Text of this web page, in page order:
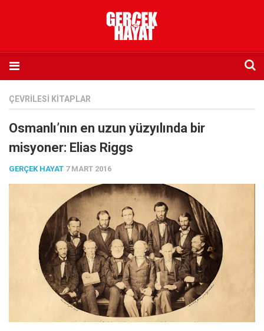
Künye
İletişim
Abone olmak istiyorum
Satış noktası listesi
Eksik sayıların temini
Sosyal Medya
Twitter
Facebook
Instagram
YouTube
ÇEVRILESI KITAPLAR
Osmanlı’nın en uzun yüzyılında bir
misyoner: Elias Riggs
GERÇEK HAYAT 7 MART 2016